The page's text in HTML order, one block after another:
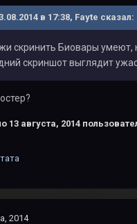
в 17:38, Fayte сказал:
скринить Биовары умеют,
скриншот выглядит
13 августа, 2014
2014